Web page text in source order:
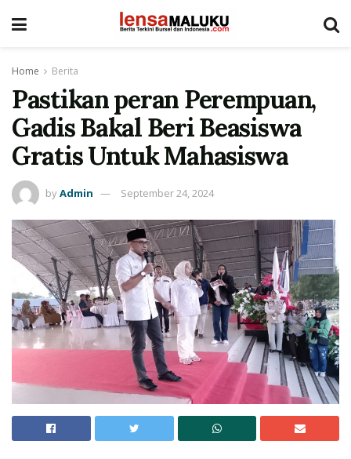
Home Berita
Pastikan peran Perempuan,
Gadis Bakal Beri Beasiswa
Gratis Untuk Mahasiswa
byAdmin September 24, 2024